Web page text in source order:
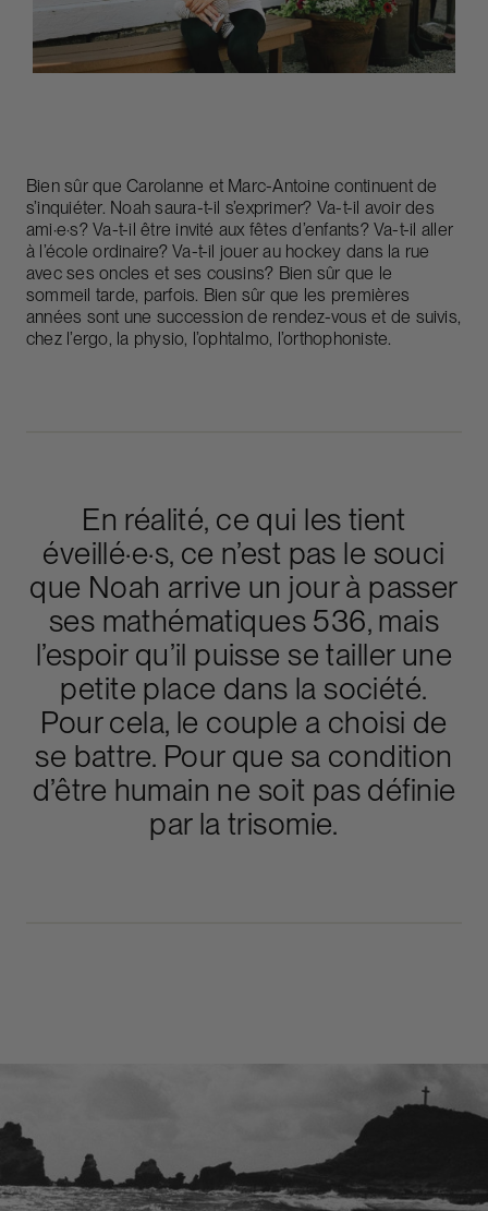
Bien sûr que Carolanne et Marc-Antoine continuent de
s’inquiéter. Noah saura-t-il s’exprimer? Va-t-il avoir des
ami·e·s? Va-t-il être invité aux fêtes d’enfants? Va-t-il aller
à l’école ordinaire? Va-t-il jouer au hockey dans la rue
avec ses oncles et ses cousins? Bien sûr que le
sommeil tarde, parfois. Bien sûr que les premières
années sont une succession de rendez-vous et de suivis,
chez l’ergo, la physio, l’ophtalmo, l’orthophoniste.
En réalité, ce qui les tient
éveillé·e·s, ce n’est pas le souci
que Noah arrive un jour à passer
ses mathématiques 536, mais
l’espoir qu’il puisse se tailler une
petite place dans la société.
Pour cela, le couple a choisi de
se battre. Pour que sa condition
d’être humain ne soit pas définie
par la trisomie.